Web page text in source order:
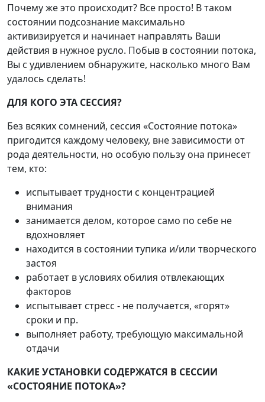
Почему же это происходит? Все просто! В таком
состоянии подсознание максимально
активизируется и начинает направлять Ваши
действия в нужное русло. Побыв в состоянии потока,
Вы с удивлением обнаружите, насколько много Вам
удалось сделать!
ДЛЯ КОГО ЭТА СЕССИЯ?
Без всяких сомнений, сессия «Состояние потока»
пригодится каждому человеку, вне зависимости от
рода деятельности, но особую пользу она принесет
тем, кто:
испытывает трудности с концентрацией
внимания
занимается делом, которое само по себе не
вдохновляет
находится в состоянии тупика и/или творческого
застоя
работает в условиях обилия отвлекающих
факторов
испытывает стресс - не получается, «горят»
сроки и пр.
выполняет работу, требующую максимальной
отдачи
КАКИЕ УСТАНОВКИ СОДЕРЖАТСЯ В СЕССИИ
«СОСТОЯНИЕ ПОТОКА»?